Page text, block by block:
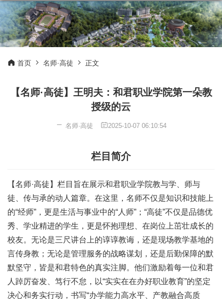
首页 名师·高徒 正文
【名师·高徒】王明夫：和君职业学院第一朵教
授级的云
名师·高徒 2025-10-07 06:10:54
栏目简介
【名师·高徒】栏目旨在展示和君职业学院教与学、师与
徒、传与承的动人篇章。在这里，名师不仅是知识和技能上
的“经师”，更是生活与事业中的“人师”；“高徒”不仅是品德优
秀、学业精进的学生，更是怀抱理想、在岗位上茁壮成长的
校友。无论是三尺讲台上的谆谆教诲，还是现场教学基地的
言传身教；无论是管理服务的战略谋划，还是后勤保障的默
默坚守，皆是和君特色的真实注脚。他们激励着每一位和君
人踔厉奋发、笃行不怠，以“实实在在办好职业教育”的坚定
决心和务实行动，书写“办学能力高水平、产教融合高质